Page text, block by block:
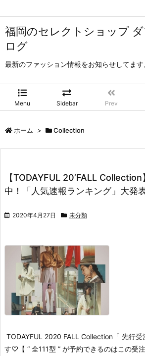
福岡のセレクトショップ
ログ
最新のファッション情報をお知らせしてます
Menu Sidebar Prev
ホーム > Collection
【TODAYFUL 20’FALL
中！「人気速報ランキング」大発
2020年4月27日 未分類
TODAYFUL 2020 FALL Collection 「 先行
す♡ 【 “ 全111型 ” が予約できるのはこの受